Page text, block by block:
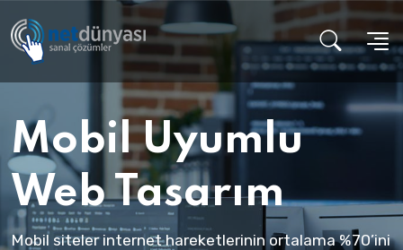
Mobil Uyumlu
Web Tasarım
Mobil siteler internet hareketlerinin ortalama %70’ini